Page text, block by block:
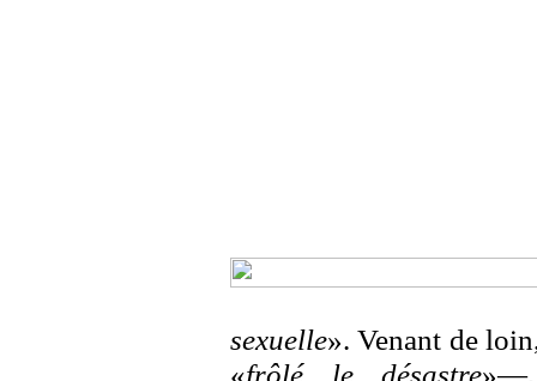
sexuelle». Venant de
«frôlé le désastre